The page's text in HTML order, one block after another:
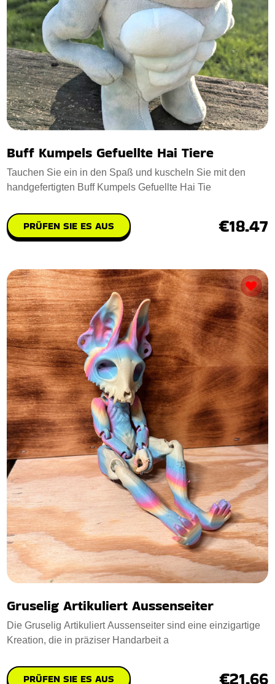
Buff Kumpels Gefuellte Hai Tiere
Tauchen Sie ein in den Spaß und kuscheln Sie mit den
handgefertigten Buff Kumpels Gefuellte Hai Tie
PRÜFEN SIE ES AUS €18.47
Gruselig Artikuliert Aussenseiter
Die Gruselig Artikuliert Aussenseiter sind eine einzigartige
Kreation, die in präziser Handarbeit a
PRÜFEN SIE ES AUS €21.66